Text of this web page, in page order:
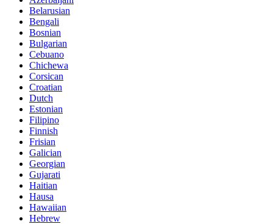
Belarusian
Bengali
Bosnian
Bulgarian
Cebuano
Chichewa
Corsican
Croatian
Dutch
Estonian
Filipino
Finnish
Frisian
Galician
Georgian
Gujarati
Haitian
Hausa
Hawaiian
Hebrew